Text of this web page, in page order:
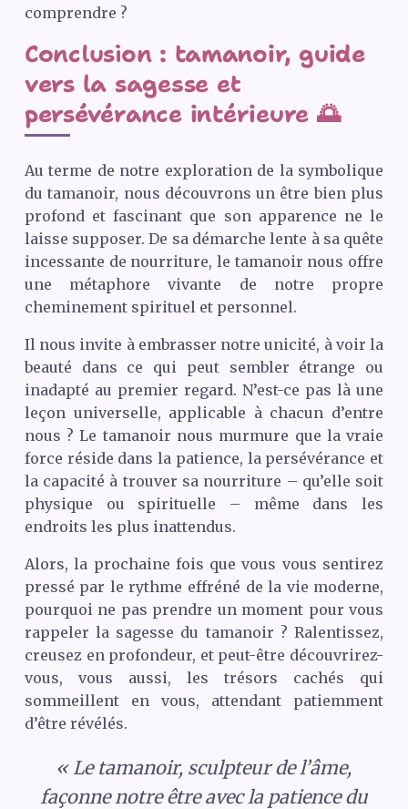
comprendre ?
Conclusion : tamanoir, guide
vers la sagesse et
persévérance intérieure 🌅
Au terme de notre exploration de la symbolique
du tamanoir, nous découvrons un être bien plus
profond et fascinant que son apparence ne le
laisse supposer. De sa démarche lente à sa quête
incessante de nourriture, le tamanoir nous offre
une métaphore vivante de notre propre
cheminement spirituel et personnel.
Il nous invite à embrasser notre unicité, à voir la
beauté dans ce qui peut sembler étrange ou
inadapté au premier regard. N’est-ce pas là une
leçon universelle, applicable à chacun d’entre
nous ? Le tamanoir nous murmure que la vraie
force réside dans la patience, la persévérance et
la capacité à trouver sa nourriture – qu’elle soit
physique ou spirituelle – même dans les
endroits les plus inattendus.
Alors, la prochaine fois que vous vous sentirez
pressé par le rythme effréné de la vie moderne,
pourquoi ne pas prendre un moment pour vous
rappeler la sagesse du tamanoir ? Ralentissez,
creusez en profondeur, et peut-être découvrirez-
vous, vous aussi, les trésors cachés qui
sommeillent en vous, attendant patiemment
d’être révélés.
« Le tamanoir, sculpteur de l’âme,
façonne notre être avec la patience du